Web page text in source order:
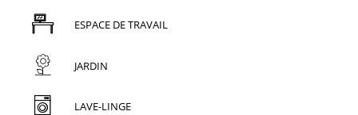
ESPACE DE TRAVAIL
JARDIN
LAVE-LINGE